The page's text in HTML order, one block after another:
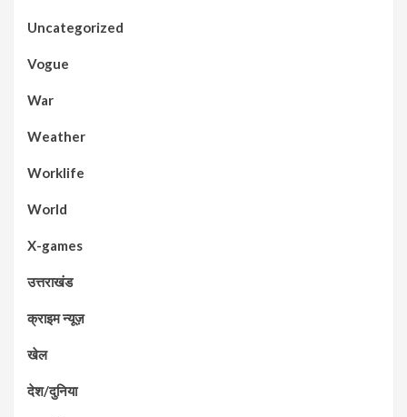
Uncategorized
Vogue
War
Weather
Worklife
World
X-games
उत्तराखंड
क्राइम न्यूज़
खेल
देश/दुनिया